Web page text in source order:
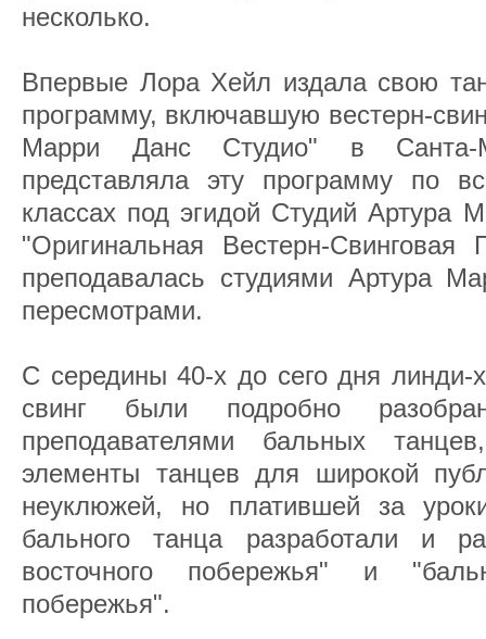
несколько.
Впервые Лора Хейл издала свою
программу, включавшую вестерн-
Марри Данс Студио" в
представляла эту программу по
классах под эгидой Студий Артура
"Оригинальная Вестерн-
преподавалась студиями Артура
пересмотрами.
С середины 40-х до сего дня линди-
свинг были подробно
преподавателями бальных
элементы танцев для широкой
неуклюжей, но платившей за
бального танца разработали и
восточного побережья" и
побережья".